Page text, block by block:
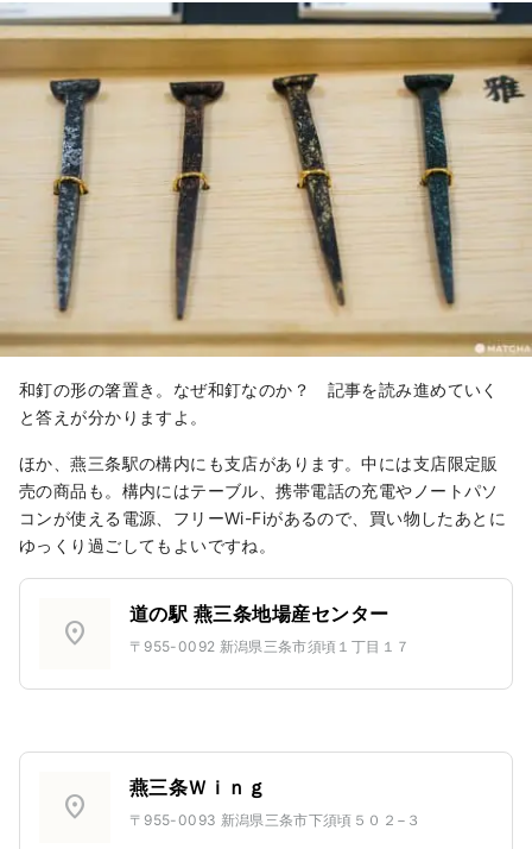
和釘の形の箸置き。なぜ和釘なのか？ 記事を読み進めていく
と答えが分かりますよ。
ほか、燕三条駅の構内にも支店があります。中には支店限定販
売の商品も。構内にはテーブル、携帯電話の充電やノートパソ
コンが使える電源、フリーWi-Fiがあるので、買い物したあとに
ゆっくり過ごしてもよいですね。
location_on
道の駅 燕三条地場産センター
〒955-0092 新潟県三条市須頃１丁目１７
location_on
燕三条Ｗｉｎｇ
〒955-0093 新潟県三条市下須頃５０２−３